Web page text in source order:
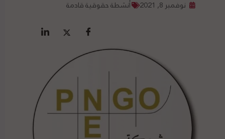
نوفمبر 8, 2021 أنشطة حقوقية قادمة